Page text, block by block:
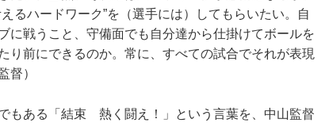
るハードワーク”を（選手には）してもらいたい。自
に戦うこと、守備面でも自分達から仕掛けてボールを
り前にできるのか。常に、すべての試合でそれが表現
督）
もある「結束 熱く闘え！」という言葉を、中山監督